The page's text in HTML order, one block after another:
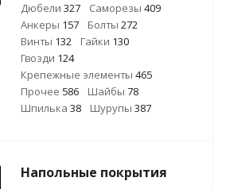
Дюбели 327 Саморезы 409
Анкеры 157 Болты 272
Винты 132 Гайки 130
Гвозди 124
Крепежные элементы 465
Прочее 586 Шайбы 78
Шпилька 38 Шурупы 387
Напольные покрытия